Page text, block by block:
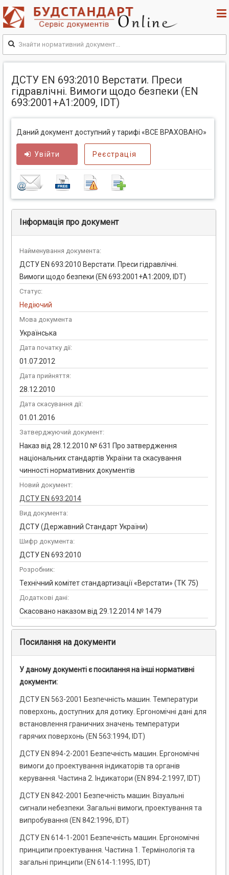
ДCТУ EN 693:2010 Верстати. Преси
гідравлічні. Вимоги щодо безпеки (EN
693:2001+А1:2009, IDT)
Даний документ доступний у тарифі «ВСЕ ВРАХОВАНО»
Увійти Реєстрація
Інформація про документ
Найменування документа:
ДCТУ EN 693:2010 Верстати. Преси гідравлічні.
Вимоги щодо безпеки (EN 693:2001+А1:2009, IDT)
Статус:
Недіючий
Мова документа
Українська
Дата початку дії:
01.07.2012
Дата прийняття:
28.12.2010
Дата скасування дії:
01.01.2016
Затверджуючий документ:
Наказ від 28.12.2010 № 631 Про затвердження
національних стандартів України та скасування
чинності нормативних документів
Новий документ:
ДСТУ EN 693:2014
Вид документа:
ДСТУ (Державний Стандарт України)
Шифр документа:
ДCТУ EN 693:2010
Розробник:
Технічний комітет стандартизації «Верстати» (ТК 75)
Додаткові дані:
Скасовано наказом від 29.12.2014 № 1479
Посилання на документи
У даному документі є посилання на інші нормативні
документи:
ДСТУ EN 563-2001 Безпечність машин. Температури
поверхонь, доступних для дотику. Ергономічні дані для
встановлення граничних значень температури
гарячих поверхонь (EN 563:1994, ІDT)
ДСТУ EN 894-2-2001 Безпечнiсть машин. Ергономiчнi
вимоги до проектування iндикаторiв та органiв
керування. Частина 2. Iндикатори (EN 894-2:1997, IDT)
ДСТУ EN 842-2001 Безпечнiсть машин. Вiзуальнi
сигнали небезпеки. Загальнi вимоги, проектування та
випробування (EN 842:1996, IDT)
ДСТУ EN 614-1-2001 Безпечнiсть машин. Ергономiчнi
принципи проектування. Частина 1. Термiнологiя та
загальнi принципи (EN 614-1:1995, IDT)